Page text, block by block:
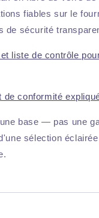
fiables sur le
de sécurité
liste de contrôle
de conformité
base — pas une
sélection